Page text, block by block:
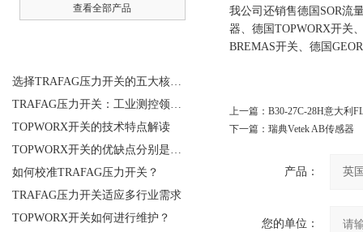
我公司还销售德国SOR流
器、德国TOPWORX开关
BREMAS开关、德国
上一篇： B30-27C-28H意大利
下一篇： 瑞典Vetek AB传感器
产品：
您的单位：
查看全部产品
选择TRAFAG压力开关的五大核心理由
TRAFAG压力开关：工业测控领域的精密之选
TOPWORX开关的技术特点解读
TOPWORX开关的优缺点分别是什么？
如何校准TRAFAG压力开关？
TRAFAG压力开关适应多行业需求
TOPWORX开关如何进行维护？